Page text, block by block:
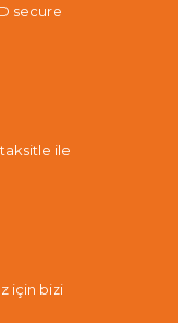
secure
ile
için bizi